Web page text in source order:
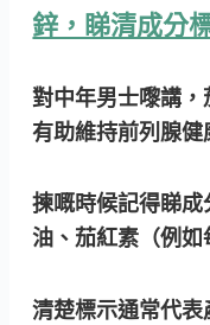
鋅，睇清成分
對中年男士嚟講，
有助維持前列腺健
揀嘅時候記得睇
油、茄紅素（例如
清楚標示通常代表